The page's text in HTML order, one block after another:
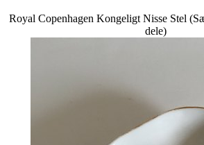
Royal Copenhagen Kongeligt Nisse Stel
dele)